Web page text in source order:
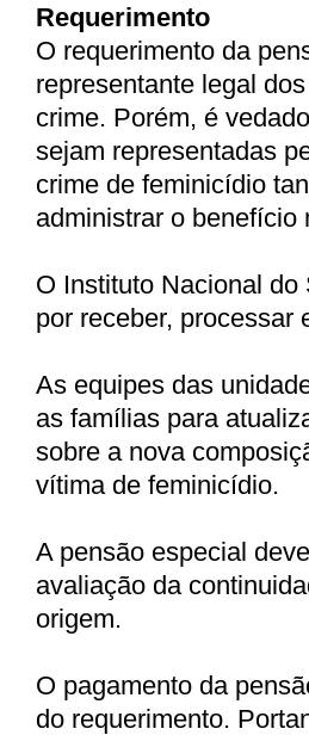
Requerimento
O requerimento da
representante legal
crime. Porém, é
sejam representadas
crime de feminicídio
administrar o benefício
O Instituto Nacional
por receber, processar
As equipes das
as famílias para
sobre a nova
vítima de feminicídio.
A pensão especial
avaliação da
origem.
O pagamento da
do requerimento.